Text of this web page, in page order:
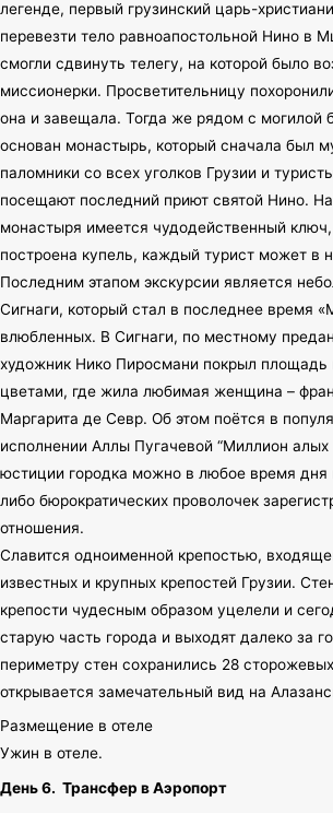
легенде, первый грузинский царь-
перевезти тело равноапостольной Нино в
смогли сдвинуть телегу, на которой было
миссионерки. Просветительницу
она и завещала. Тогда же рядом с могилой
основан монастырь, который сначала был
паломники со всех уголков Грузии и
посещают последний приют святой Нино. На
монастыря имеется чудодейственный
построена купель, каждый турист может в
Последним этапом экскурсии является
Сигнаги, который стал в последнее время
влюбленных. В Сигнаги, по местному
художник Нико Пиросмани покрыл площадь
цветами, где жила любимая женщина –
Маргарита де Севр. Об этом поётся в
исполнении Аллы Пугачевой “Миллион
юстиции городка можно в любое время дня
либо бюрократических проволочек
отношения.
Славится одноименной крепостью,
известных и крупных крепостей Грузии.
крепости чудесным образом уцелели и
старую часть города и выходят далеко за
периметру стен сохранились 28
открывается замечательный вид на
Размещение в отеле
Ужин в отеле.
День 6. Трансфер в Аэропорт